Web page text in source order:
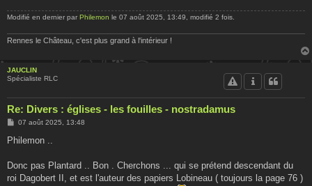
Modifié en dernier par Philemon le 07 août 2025, 13:49, modifié 2 fois.
Rennes le Château, c'est plus grand à l'intérieur !
JAUCLIN
Spécialiste RLC
Re: Divers : églises - les fouilles - nostradamus
M
s
g
07 août 2025, 13:48
Philemon ..
Donc pas Plantard .. Bon . Cherchons ... qui se prétend descendant du
roi Dagobert II, et est l'auteur des papiers Lobineau ( toujours la page 76 )